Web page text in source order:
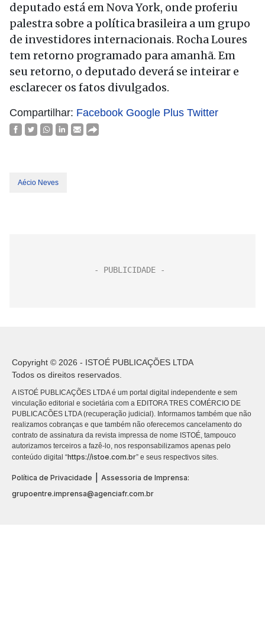
deputado está em Nova York, onde proferiu
palestra sobre a política brasileira a um grupo
de investidores internacionais. Rocha Loures
tem retorno programado para amanhã. Em
seu retorno, o deputado deverá se inteirar e
esclarecer os fatos divulgados.
Compartilhar: Facebook Google Plus Twitter
Aécio Neves
Copyright © 2026 - ISTOÉ PUBLICAÇÕES LTDA
Todos os direitos reservados.
A ISTOÉ PUBLICAÇÕES LTDA é um portal digital independente e sem
vinculação editorial e societária com a EDITORA TRES COMÉRCIO DE
PUBLICACÕES LTDA (recuperação judicial). Informamos também que não
realizamos cobranças e que também não oferecemos cancelamento do
contrato de assinatura da revista impressa de nome ISTOÉ, tampouco
autorizamos terceiros a fazê-lo, nos responsabilizamos apenas pelo
conteúdo digital “https://istoe.com.br” e seus respectivos sites.
Política de Privacidade
Assessoria de Imprensa:
grupoentre.imprensa@agenciafr.com.br